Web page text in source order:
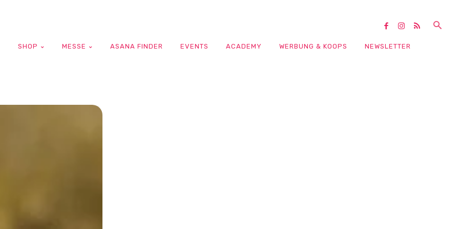
SHOP MESSE ASANA FINDER EVENTS ACADEMY WERBUNG & KOOPS NEWSLETTER